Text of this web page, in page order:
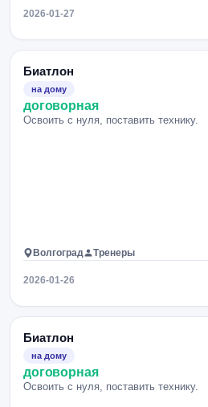
2026-01-27
Биатлон
на дому
договорная
Освоить с нуля, поставить технику.
Волгоград Тренеры
2026-01-26
Биатлон
на дому
договорная
Освоить с нуля, поставить технику.